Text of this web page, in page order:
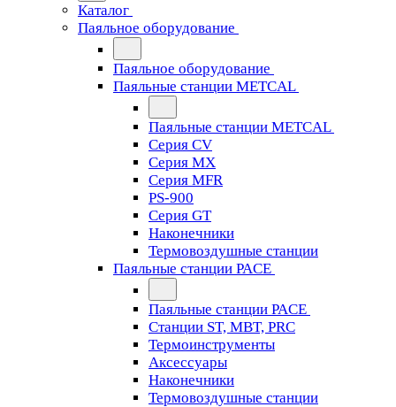
Каталог
Паяльное оборудование
Паяльное оборудование
Паяльные станции METCAL
Паяльные станции METCAL
Серия CV
Серия MX
Серия MFR
PS-900
Серия GT
Наконечники
Термовоздушные станции
Паяльные станции PACE
Паяльные станции PACE
Станции ST, MBT, PRC
Термоинструменты
Аксессуары
Наконечники
Термовоздушные станции